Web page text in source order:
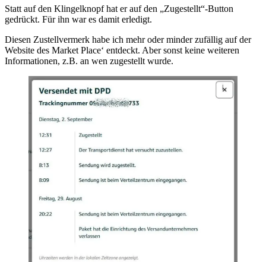
Statt auf den Klingelknopf hat er auf den „Zugestellt“-Button
gedrückt. Für ihn war es damit erledigt.
Diesen Zustellvermerk habe ich mehr oder minder zufällig auf der
Website des Market Place‘ entdeckt. Aber sonst keine weiteren
Informationen, z.B. an wen zugestellt wurde.